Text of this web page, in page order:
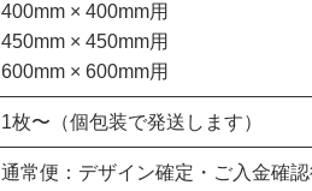
400mm × 400mm用
450mm × 450mm用
600mm × 600mm用
1枚〜（個包装で発送します）
通常便：デザイン確定・ご入金確